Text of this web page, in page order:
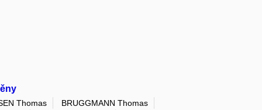
Thomas
BRUGGMANN Thomas